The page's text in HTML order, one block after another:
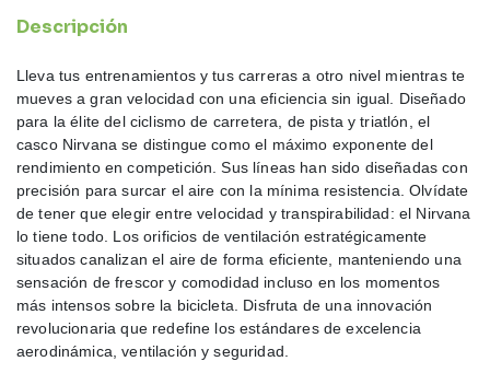
Descripción
Lleva tus entrenamientos y tus carreras a otro nivel mientras te
mueves a gran velocidad con una eficiencia sin igual. Diseñado
para la élite del ciclismo de carretera, de pista y triatlón, el
casco Nirvana se distingue como el máximo exponente del
rendimiento en competición. Sus líneas han sido diseñadas con
precisión para surcar el aire con la mínima resistencia. Olvídate
de tener que elegir entre velocidad y transpirabilidad: el Nirvana
lo tiene todo. Los orificios de ventilación estratégicamente
situados canalizan el aire de forma eficiente, manteniendo una
sensación de frescor y comodidad incluso en los momentos
más intensos sobre la bicicleta. Disfruta de una innovación
revolucionaria que redefine los estándares de excelencia
aerodinámica, ventilación y seguridad.